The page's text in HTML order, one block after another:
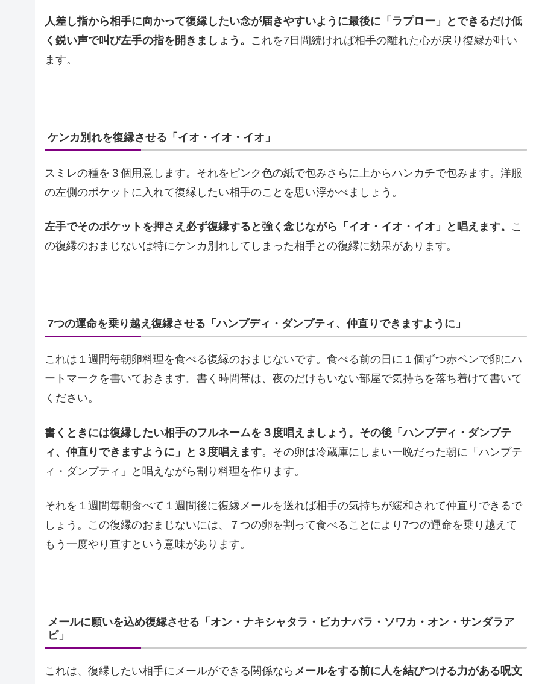
人差し指から相手に向かって復縁したい念が届きやすいように最後に「ラプロー」とできるだけ低
く鋭い声で叫び左手の指を開きましょう。 これを7日間続ければ相手の離れた心が戻り復縁が叶い
ます。
ケンカ別れを復縁させる「イオ・イオ・イオ」
スミレの種を３個用意します。それをピンク色の紙で包みさらに上からハンカチで包みます。洋服
の左側のポケットに入れて復縁したい相手のことを思い浮かべましょう。
左手でそのポケットを押さえ必ず復縁すると強く念じながら「イオ・イオ・イオ」と唱えます。 こ
の復縁のおまじないは特にケンカ別れしてしまった相手との復縁に効果があります。
7つの運命を乗り越え復縁させる「ハンプディ・ダンプティ、仲直りできますように」
これは１週間毎朝卵料理を食べる復縁のおまじないです。食べる前の日に１個ずつ赤ペンで卵にハ
ートマークを書いておきます。書く時間帯は、夜のだけもいない部屋で気持ちを落ち着けて書いて
ください。
書くときには復縁したい相手のフルネームを３度唱えましょう。その後「ハンプディ・ダンプテ
ィ、仲直りできますように」と３度唱えます。その卵は冷蔵庫にしまい一晩だった朝に「ハンプテ
ィ・ダンプティ」と唱えながら割り料理を作ります。
それを１週間毎朝食べて１週間後に復縁メールを送れば相手の気持ちが緩和されて仲直りできるで
しょう。この復縁のおまじないには、７つの卵を割って食べることにより7つの運命を乗り越えて
もう一度やり直すという意味があります。
メールに願いを込め復縁させる「オン・ナキシャタラ・ビカナバラ・ソワカ・オン・サンダラア
ビ」
これは、復縁したい相手にメールができる関係なら メールをする前に人を結びつける力がある呪文